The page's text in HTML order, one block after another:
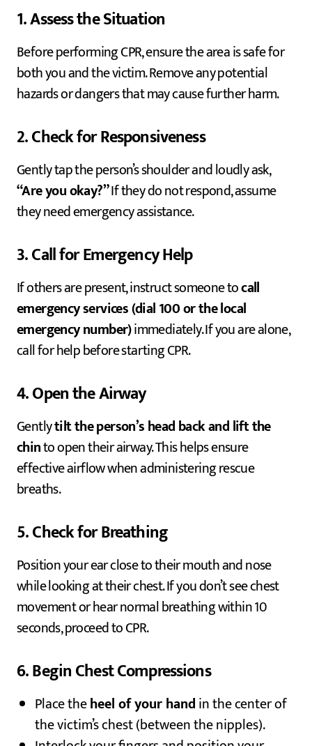
1. Assess the Situation
Before performing CPR, ensure the area is safe for
both you and the victim. Remove any potential
hazards or dangers that may cause further harm.
2. Check for Responsiveness
Gently tap the person’s shoulder and loudly ask,
“Are you okay?”If they do not respond, assume
they need emergency assistance.
3. Call for Emergency Help
If others are present, instruct someone tocall
emergency services (dial 100 or the local
emergency number)immediately. If you are alone,
call for help before starting CPR.
4. Open the Airway
Gentlytilt the person’s head back and lift the
chinto open their airway. This helps ensure
effective airflow when administering rescue
breaths.
5. Check for Breathing
Position your ear close to their mouth and nose
while looking at their chest. If you don’t see chest
movement or hear normal breathing within 10
seconds, proceed to CPR.
6. Begin Chest Compressions
Place theheel of your handin the center of
the victim’s chest (between the nipples).